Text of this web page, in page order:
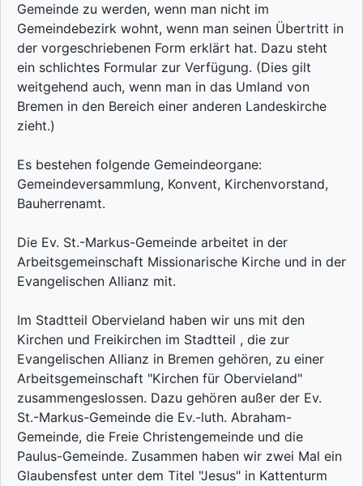
Gemeinde zu werden, wenn man nicht im
Gemeindebezirk wohnt, wenn man seinen Übertritt in
der vorgeschriebenen Form erklärt hat. Dazu steht
ein schlichtes Formular zur Verfügung. (Dies gilt
weitgehend auch, wenn man in das Umland von
Bremen in den Bereich einer anderen Landeskirche
zieht.)
Es bestehen folgende Gemeindeorgane:
Gemeindeversammlung, Konvent, Kirchenvorstand,
Bauherrenamt.
Die Ev. St.-Markus-Gemeinde arbeitet in der
Arbeitsgemeinschaft Missionarische Kirche und in der
Evangelischen Allianz mit.
Im Stadtteil Obervieland haben wir uns mit den
Kirchen und Freikirchen im Stadtteil , die zur
Evangelischen Allianz in Bremen gehören, zu einer
Arbeitsgemeinschaft "Kirchen für Obervieland"
zusammengeslossen. Dazu gehören außer der Ev.
St.-Markus-Gemeinde die Ev.-luth. Abraham-
Gemeinde, die Freie Christengemeinde und die
Paulus-Gemeinde. Zusammen haben wir zwei Mal ein
Glaubensfest unter dem Titel "Jesus" in Kattenturm